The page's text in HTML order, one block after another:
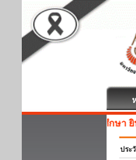
สหกิจศึกษา ยินดีต้อ
ประวั